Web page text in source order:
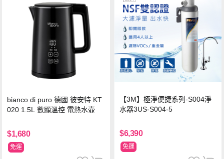
bianco di puro 德國 彼安特 KT
020 1.5L 數顯溫控 電熱水壺
$1,680
免運
【3M】極淨便捷系列-S004淨
水器3US-S004-5
$6,390
免運